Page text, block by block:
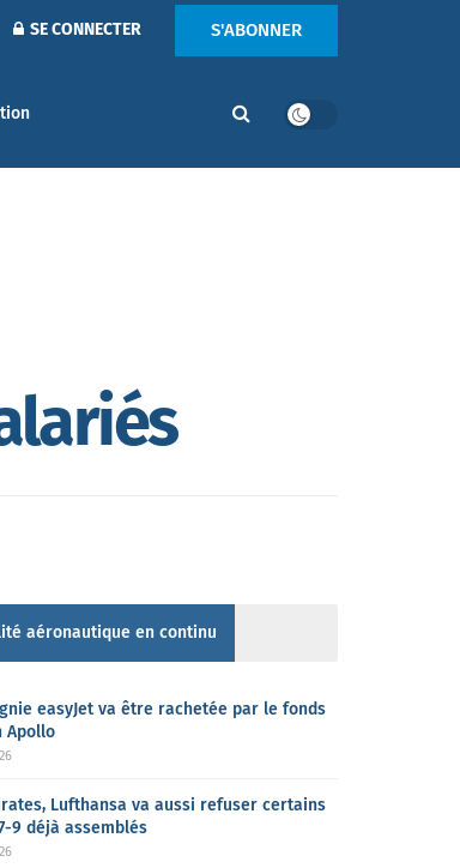
SE CONNECTER S'ABONNER
aéronautique en continu
easyJet va être rachetée par le fonds
Apollo
Lufthansa va aussi refuser certains
9 déjà assemblés